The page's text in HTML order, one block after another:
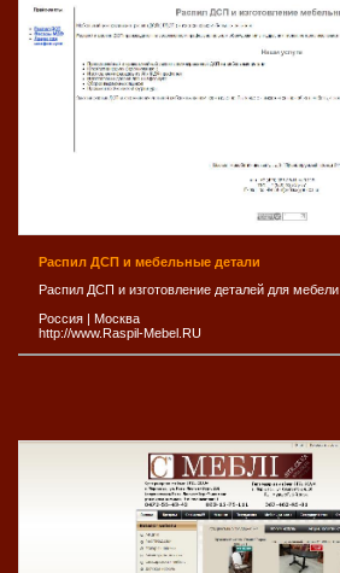
Распил ДСП и мебельные детали
Распил ДСП и изготовление деталей для мебели
Россия | Москва
http://www.Raspil-Mebel.RU